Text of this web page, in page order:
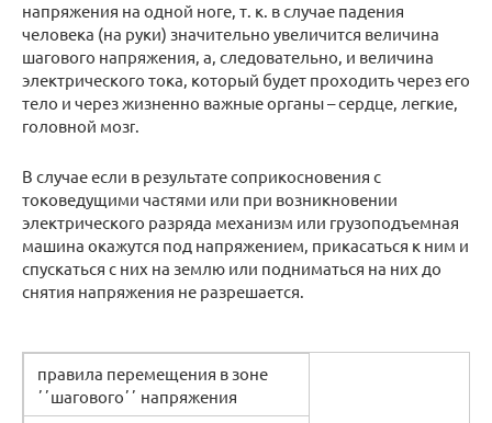
напряжения на одной ноге, т. к. в случае падения
человека (на руки) значительно увеличится величина
шагового напряжения, а, следовательно, и величина
электрического тока, который будет проходить через его
тело и через жизненно важные органы – сердце, легкие,
головной мозᴦ.
В случае если в результате соприкосновения с
токоведущими частями или при возникновении
электрического разряда механизм или грузоподъемная
машина окажутся под напряжением, прикасаться к ним и
спускаться с них на землю или подниматься на них до
снятия напряжения не разрешается.
правила перемещения в зоне
ʼʼшаговогоʼʼ напряжения